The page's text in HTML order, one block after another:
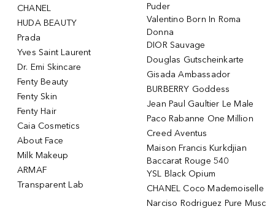
CHANEL
HUDA BEAUTY
Prada
Yves Saint Laurent
Dr. Emi Skincare
Fenty Beauty
Fenty Skin
Fenty Hair
Caia Cosmetics
About Face
Milk Makeup
ARMAF
Transparent Lab
Puder
Valentino Born In Roma
Donna
DIOR Sauvage
Douglas Gutscheinkarte
Gisada Ambassador
BURBERRY Goddess
Jean Paul Gaultier Le Male
Paco Rabanne One Million
Creed Aventus
Maison Francis Kurkdjian
Baccarat Rouge 540
YSL Black Opium
CHANEL Coco Mademoiselle
Narciso Rodriguez Pure Musc